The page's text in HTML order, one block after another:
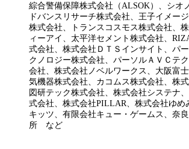
綜合警備保障株式会社（ALSOK）、シオ
ドバンスリサーチ株式会社、王子イメー
株式会社、トランスコスモス株式会社、
ィーアイ、太平洋セメント株式会社、
式会社、株式会社ＤＴＳインサイト、パ
クノロジー株式会社、パーソルＡＶＣテ
会社、株式会社ノベルワークス、大阪富
気機器株式会社、カコムス株式会社、株式
図研テック株式会社、株式会社システナ
式会社、株式会社PILLAR、株式会社ゆめ
キッツ、有限会社キュー・ゲームス、奈
所 など